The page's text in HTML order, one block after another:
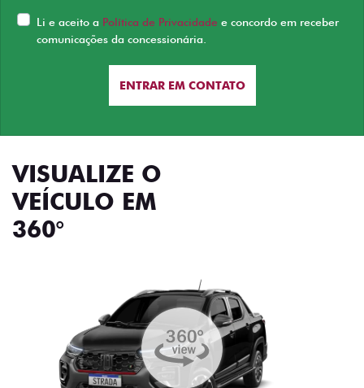
Li e aceito a Política de Privacidade e concordo em receber
comunicações da concessionária.
ENTRAR EM CONTATO
VISUALIZE O
VEÍCULO EM
360°